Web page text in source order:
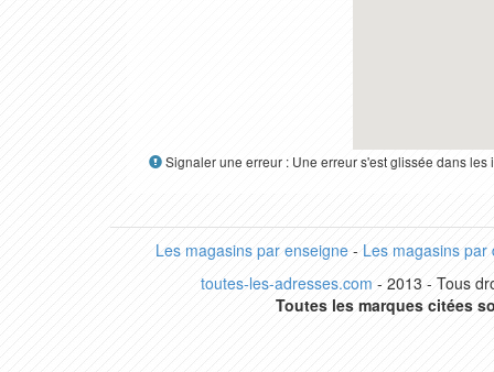
Signaler une erreur : Une erreur s'est glissée dans
Les magasins par enseigne- Les magasins par
toutes-les-adresses.com - 2013 - Tous
Toutes les marques citées